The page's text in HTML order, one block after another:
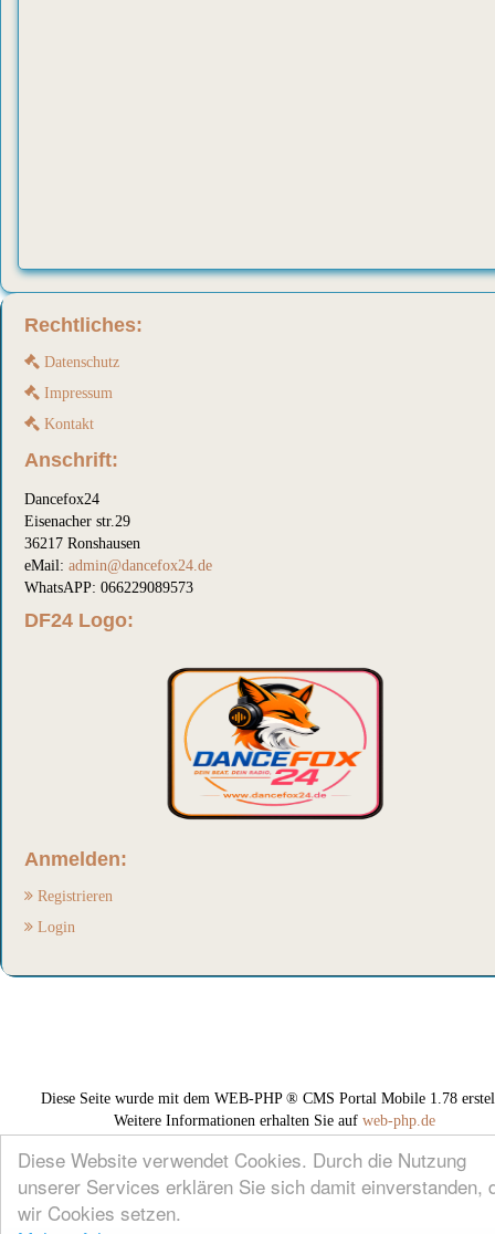
Diese Website verwendet Cookies. Durch die Nutzung
unserer Services erklären Sie sich damit einverstanden,
wir Cookies setzen.
Rechtliches:
Datenschutz
Impressum
Kontakt
Anschrift:
Dancefox24
Eisenacher str.29
36217 Ronshausen
eMail: admin@dancefox24.de
WhatsAPP: 066229089573
DF24 Logo:
Anmelden:
Registrieren
Login
Diese Seite wurde mit dem WEB-PHP ® CMS Portal Mobile 1.78
Weitere Informationen erhalten Sie auf web-php.de